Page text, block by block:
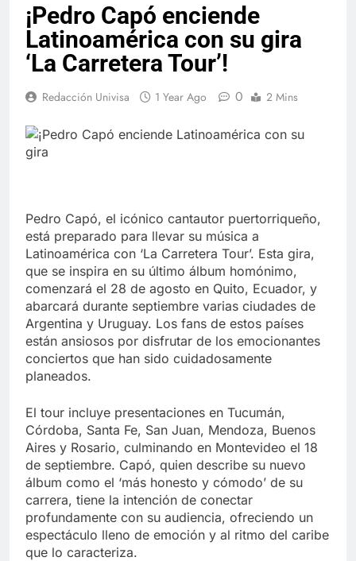
¡Pedro Capó enciende
Latinoamérica con su gira
‘La Carretera Tour’!
Redacción Univisa 1 Year Ago 0 2 Mins
Pedro Capó, el icónico cantautor puertorriqueño,
está preparado para llevar su música a
Latinoamérica con ‘La Carretera Tour’. Esta gira,
que se inspira en su último álbum homónimo,
comenzará el 28 de agosto en Quito, Ecuador, y
abarcará durante septiembre varias ciudades de
Argentina y Uruguay. Los fans de estos países
están ansiosos por disfrutar de los emocionantes
conciertos que han sido cuidadosamente
planeados.
El tour incluye presentaciones en Tucumán,
Córdoba, Santa Fe, San Juan, Mendoza, Buenos
Aires y Rosario, culminando en Montevideo el 18
de septiembre. Capó, quien describe su nuevo
álbum como el ‘más honesto y cómodo’ de su
carrera, tiene la intención de conectar
profundamente con su audiencia, ofreciendo un
espectáculo lleno de emoción y al ritmo del caribe
que lo caracteriza.